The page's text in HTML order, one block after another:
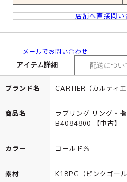
店舗へ直接問い
メールでお問い合わせ
アイテム詳細 配送につい
ブランド名 CARTIER（カルティエ
商品名
ラブリング リング・
B4084800 【中古】
カラー ゴールド系
素材 K18PG（ピンクゴール